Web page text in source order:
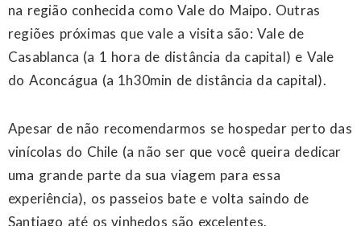
na região conhecida como Vale do Maipo. Outras
regiões próximas que vale a visita são: Vale de
Casablanca (a 1 hora de distância da capital) e Vale
do Aconcágua (a 1h30min de distância da capital).
Apesar de não recomendarmos se hospedar perto das
vinícolas do Chile (a não ser que você queira dedicar
uma grande parte da sua viagem para essa
experiência), os passeios bate e volta saindo de
Santiago até os vinhedos são excelentes.